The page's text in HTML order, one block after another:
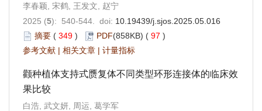
李春颖, 宋鹤, 王发文, 赵宁
2025 (5): 540-544. doi: 10.19439/j.sjos.2025.05.016
摘要 ( 349 ) PDF(858KB) ( 97 )
参考文献 | 相关文章 | 计量指标
颧种植体支持式赝复体不同类型环形连接体的临床效
果比较
白浩, 武文妍, 周运, 葛学军